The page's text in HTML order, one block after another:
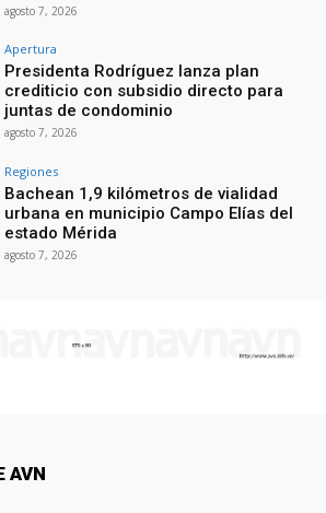
agosto 7, 2026
Apertura
Presidenta Rodríguez lanza plan
crediticio con subsidio directo para
juntas de condominio
agosto 7, 2026
Regiones
Bachean 1,9 kilómetros de vialidad
urbana en municipio Campo Elías del
estado Mérida
agosto 7, 2026
AVN